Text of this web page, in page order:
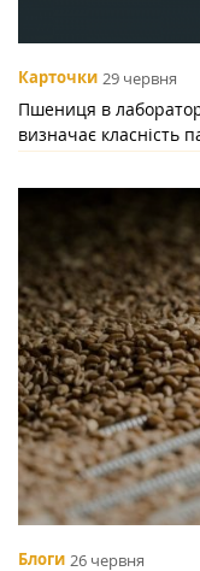
Карточки 29 червня
Пшениця в
визначає класність
Блоги 26 червня